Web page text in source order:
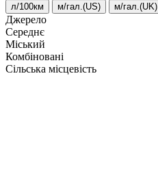
л/100км м/гал.(US) м/гал.(UK)
Джерело
Середнє
Міський
Комбіновані
Сільська місцевість